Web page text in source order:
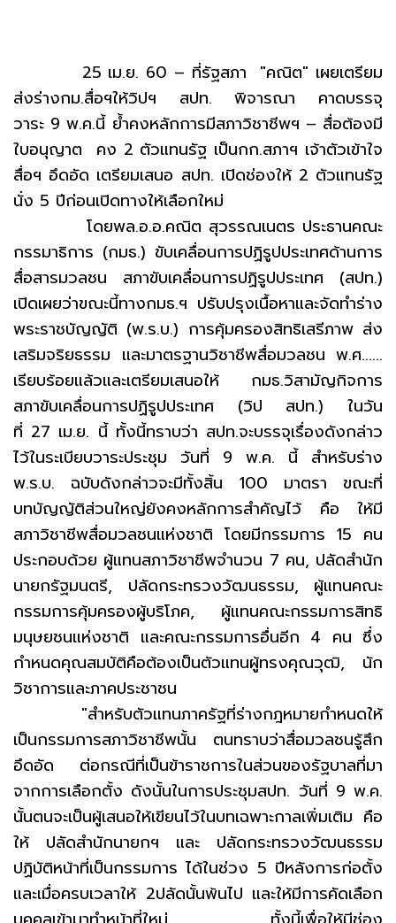
25 เม.ย. 60 – ที่รัฐสภา "คณิต" เผยเตรียม
ส่งร่างกม.สื่อฯให้วิปฯ สปท. พิจารณา คาดบรรจุ
วาระ 9 พ.ค.นี้ ย้ำคงหลักการมีสภาวิชาชีพฯ – สื่อต้องมี
ใบอนุญาต คง 2 ตัวแทนรัฐ เป็นกก.สภาฯ เจ้าตัวเข้าใจ
สื่อฯ อึดอัด เตรียมเสนอ สปท. เปิดช่องให้ 2 ตัวแทนรัฐ
นั่ง 5 ปีก่อนเปิดทางให้เลือกใหม่
โดยพล.อ.อ.คณิต สุวรรณเนตร ประธานคณะ
กรรมาธิการ (กมธ.) ขับเคลื่อนการปฏิรูปประเทศด้านการ
สื่อสารมวลชน สภาขับเคลื่อนการปฏิรูปประเทศ (สปท.)
เปิดเผยว่าขณะนี้ทางกมธ.ฯ ปรับปรุงเนื้อหาและจัดทำร่าง
พระราชบัญญัติ (พ.ร.บ.) การคุ้มครองสิทธิเสรีภาพ ส่ง
เสริมจริยธรรม และมาตรฐานวิชาชีพสื่อมวลชน พ.ศ......
เรียบร้อยแล้วและเตรียมเสนอให้ กมธ.วิสามัญกิจการ
สภาขับเคลื่อนการปฏิรูปประเทศ (วิป สปท.) ในวัน
ที่ 27 เม.ย. นี้ ทั้งนี้ทราบว่า สปท.จะบรรจุเรื่องดังกล่าว
ไว้ในระเบียบวาระประชุม วันที่ 9 พ.ค. นี้ สำหรับร่าง
พ.ร.บ. ฉบับดังกล่าวจะมีทั้งสิ้น 100 มาตรา ขณะที่
บทบัญญัติส่วนใหญ่ยังคงหลักการสำคัญไว้ คือ ให้มี
สภาวิชาชีพสื่อมวลชนแห่งชาติ โดยมีกรรมการ 15 คน
ประกอบด้วย ผู้แทนสภาวิชาชีพจำนวน 7 คน, ปลัดสำนัก
นายกรัฐมนตรี, ปลัดกระทรวงวัฒนธรรม, ผู้แทนคณะ
กรรมการคุ้มครองผู้บริโภค, ผู้แทนคณะกรรมการสิทธิ
มนุษยชนแห่งชาติ และคณะกรรมการอื่นอีก 4 คน ซึ่ง
กำหนดคุณสมบัติคือต้องเป็นตัวแทนผู้ทรงคุณวุฒิ, นัก
วิชาการและภาคประชาชน
"สำหรับตัวแทนภาครัฐที่ร่างกฎหมายกำหนดให้
เป็นกรรมการสภาวิชาชีพนั้น ตนทราบว่าสื่อมวลชนรู้สึก
อึดอัด ต่อกรณีที่เป็นข้าราชการในส่วนของรัฐบาลที่มา
จากการเลือกตั้ง ดังนั้นในการประชุมสปท. วันที่ 9 พ.ค.
นั้นตนจะเป็นผู้เสนอให้เขียนไว้ในบทเฉพาะกาลเพิ่มเติม คือ
ให้ ปลัดสำนักนายกฯ และ ปลัดกระทรวงวัฒนธรรม
ปฏิบัติหน้าที่เป็นกรรมการ ได้ในช่วง 5 ปีหลังการก่อตั้ง
และเมื่อครบเวลาให้ 2ปลัดนั้นพ้นไป และให้มีการคัดเลือก